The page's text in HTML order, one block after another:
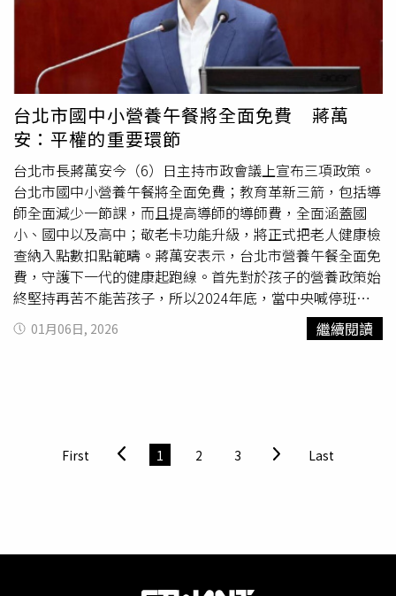
重視數位時代下的品德教育與社會情緒學習（SEL），他強
調，若缺乏數位倫理教育，可能衍生社會問題，必須培養學
生思辨能力與正確價值觀。此外，侯友宜指出，隨AI對話技
術成熟，人與人的互動更顯珍貴，透過SEL培養學生挫折耐
受力與團隊合作精神，可避免孩子因過度依賴科技而忽視人
性關懷。侯友宜也提到，市府會持續完善校園硬體建設，包
括AI教室建置、老舊校舍改建及課桌椅汰換，提供更安全舒
適的學習環境。侯友宜勉勵市府同仁，各局處應思考將AI導
入行政治理中，提升治理效能與服務戰力。他強調，面對時
代潮流，唯有保持終身學習的態度，持續掌握新科技並提升
判斷力，才能確保競爭力，讓新北市民在數位時代下享有更
優質、開心的樂活生活。
台北市國中小營養午餐將全面免費 蔣萬
安：平權的重要環節
台北市長蔣萬安今（6）日主持市政會議上宣布三項政策。
台北市國中小營養午餐將全面免費；教育革新三箭，包括導
師全面減少一節課，而且提高導師的導師費，全面涵蓋國
小、國中以及高中；敬老卡功能升級，將正式把老人健康檢
查納入點數扣點範疇。蔣萬安表示，台北市營養午餐全面免
費，守護下一代的健康起跑線。首先對於孩子的營養政策始
終堅持再苦不能苦孩子，所以2024年底，當中央喊停班班
有鮮奶，台北市就決定中央不做，台北做，去年成功推動生
生喝鮮奶，今年還要進一步升級為生生喝鮮奶3.0，涵蓋國
立國小、國中營養午餐全面免費，全面免費的營養午餐能幫
助每一個孩子，確保營養均衡，真正做到「營養午餐、午餐
因為家庭經濟因素，而在餐桌上感受到差異，希望透過全面
01月06日, 2026 繼續閱讀
First 1 2 3 Last